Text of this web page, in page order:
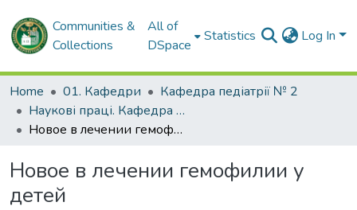
Communities &
Collections
All of
DSpace
Statistics Log In
Home 01. Кафедри
Кафедра педіатрії № 2
Наукові праці. Кафедра педіатрії № 2
Новое в лечении гемофилии у детей
Новое в лечении гемофилии у
детей